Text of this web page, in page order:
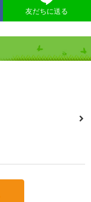
友だちに送る